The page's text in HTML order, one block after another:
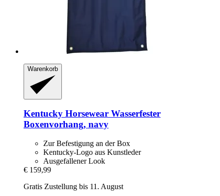
Warenkorb
Kentucky Horsewear Wasserfester
Boxenvorhang, navy
Zur Befestigung an der Box
Kentucky-Logo aus Kunstleder
Ausgefallener Look
€ 159,99
Gratis Zustellung bis 11. August